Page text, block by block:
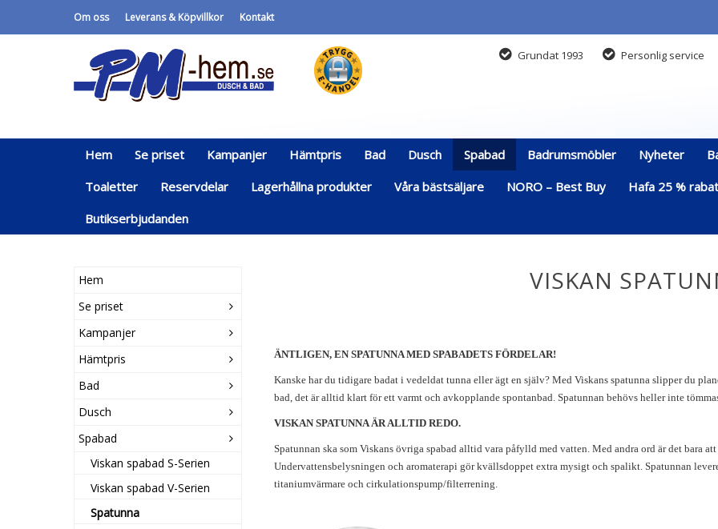
Om oss Leverans & Köpvillkor Kontakt
Grundat 1993 Personlig service
Hem Se priset Kampanjer Hämtpris Bad Dusch Spabad Badrumsmöbler Nyheter
Toaletter
Reservdelar Lagerhållna produkter Våra bästsäljare NORO – Best Buy Hafa 25 %
Butikserbjudanden
Hem
Se priset
Kampanjer
Hämtpris
Bad
Dusch
Spabad
Viskan spabad S-Serien
Viskan spabad V-Serien
Spatunna
VISKAN
ÄNTLIGEN, EN SPATUNNA MED SPABADETS FÖRDELAR!
Kanske har du tidigare badat i vedeldat tunna eller ägt en själv? Med Viskans spatunna slipper du
bad, det är alltid klart för ett varmt och avkopplande spontanbad. Spatunnan behövs heller inte
VISKAN SPATUNNA ÄR ALLTID REDO.
Spatunnan ska som Viskans övriga spabad alltid vara påfylld med vatten. Med andra ord är det bara
Undervattensbelysningen och aromaterapi gör kvällsdoppet extra mysigt och spalikt. Spatunnan
titaniumvärmare och cirkulationspump/filterrening.